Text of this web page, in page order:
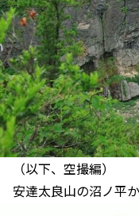
（以下、空撮編）
安達太良山の沼ノ平